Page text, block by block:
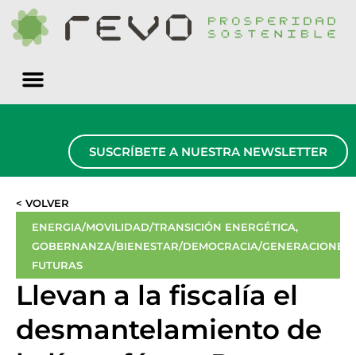
SUSCRÍBETE A NUESTRA NEWSLETTER
< VOLVER
ENERGIA/MOVILIDAD/TRANSICIÓN ENERGÉTICA,
GOBERNANZA/BIENESTAR/DEMOCRACIA/GENERACIONES
FUTURAS
Llevan a la fiscalía el
desmantelamiento de